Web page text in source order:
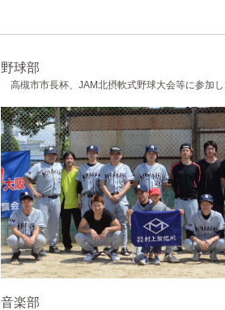
野球部
高槻市市長杯、JAM北摂軟式野球大会等に参加
音楽部